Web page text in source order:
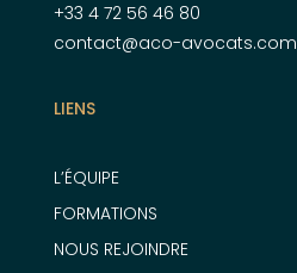
+33 4 72 56 46 80
contact@aco-avocats.com
LIENS
L’ÉQUIPE
FORMATIONS
NOUS REJOINDRE